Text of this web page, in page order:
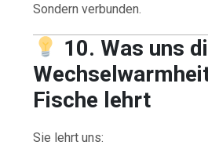
Sondern verbunden.
10. Was uns
Fische lehrt
Sie lehrt uns: